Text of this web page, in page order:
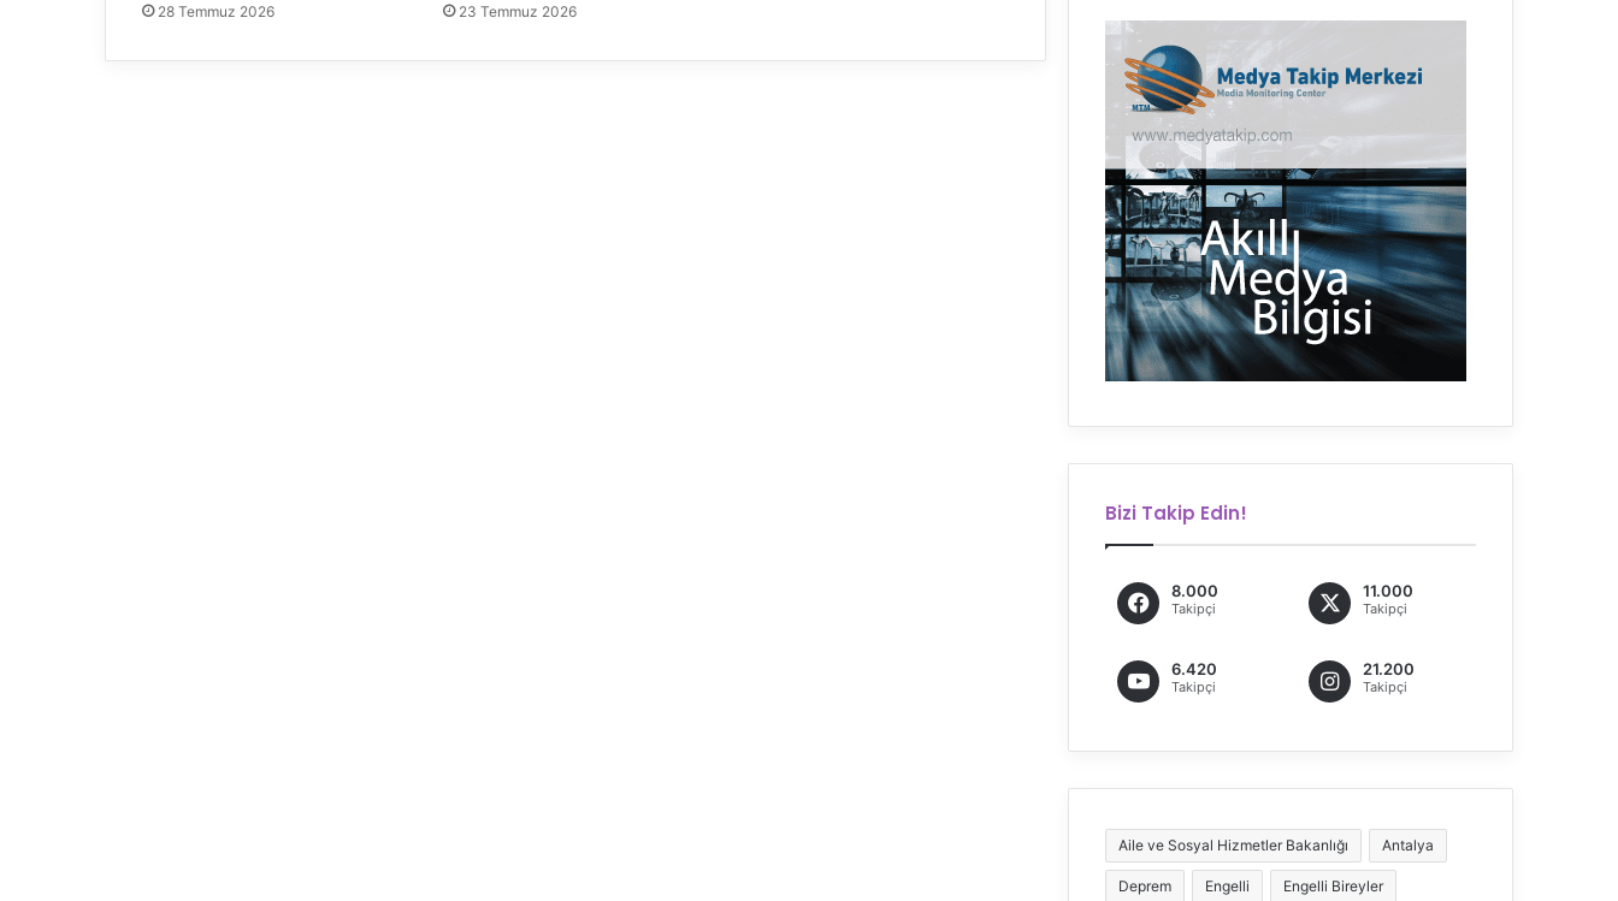
28 Temmuz 2026 23 Temmuz 2026
Bizi Takip Edin!
8.000
Takipçi
11.000
Takipçi
6.420
Takipçi
21.200
Takipçi
Aile ve Sosyal Hizmetler Bakanlığı Antalya
Deprem Engelli Engelli Bireyler